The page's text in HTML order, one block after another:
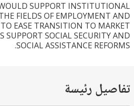
WOULD SUPPORT
IN THE FIELDS OF
TO EASE TRANSITION TO
AS SUPPORT SOCIAL
SOCIAL ASSISTANCE
رئيسة